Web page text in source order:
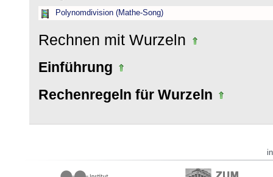
Polynomdivision (Mathe-Song)
Rechnen mit Wurzeln
Einführung
Rechenregeln für Wurzeln